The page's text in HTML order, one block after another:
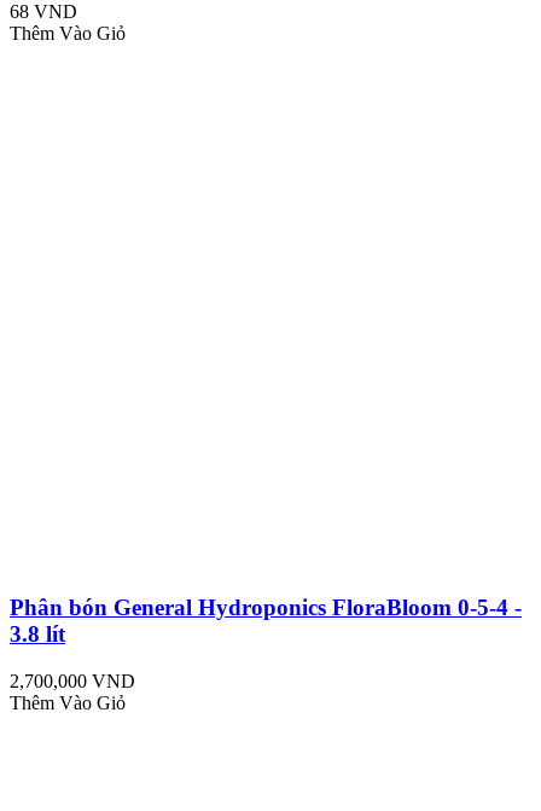
68 VND
Thêm Vào Giỏ
Phân bón General Hydroponics FloraBloom 0-5-4 -
3.8 lít
2,700,000 VND
Thêm Vào Giỏ